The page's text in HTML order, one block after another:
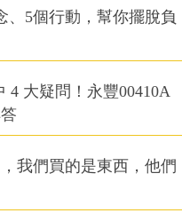
、5個行動，幫你擺脫負
4 大疑問！永豐00410A
我們買的是東西，他們